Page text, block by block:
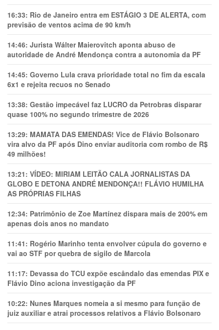
16:33: Rio de Janeiro entra em ESTÁGIO 3 DE ALERTA, com
previsão de ventos acima de 90 km/h
14:46: Jurista Wálter Maierovitch aponta abuso de
autoridade de André Mendonça contra a autonomia da PF
14:45: Governo Lula crava prioridade total no fim da escala
6x1 e rejeita recuos no Senado
13:38: Gestão impecável faz LUCRO da Petrobras disparar
quase 100% no segundo trimestre de 2026
13:29: MAMATA DAS EMENDAS! Vice de Flávio Bolsonaro
vira alvo da PF após Dino enviar auditoria com rombo de R$
49 milhões!
13:21: VÍDEO: MIRIAM LEITÃO CALA JORNALISTAS DA
GLOBO E DETONA ANDRÉ MENDONÇA!! FLÁVIO HUMILHA
AS PRÓPRIAS FILHAS
12:34: Patrimônio de Zoe Martínez dispara mais de 200% em
apenas dois anos no mandato
11:41: Rogério Marinho tenta envolver cúpula do governo e
vai ao STF por quebra de sigilo de Marcola
11:17: Devassa do TCU expõe escândalo das emendas PIX e
Flávio Dino aciona investigação da PF
10:22: Nunes Marques nomeia a si mesmo para função de
juiz auxiliar e atrai processos relativos a Flávio Bolsonaro